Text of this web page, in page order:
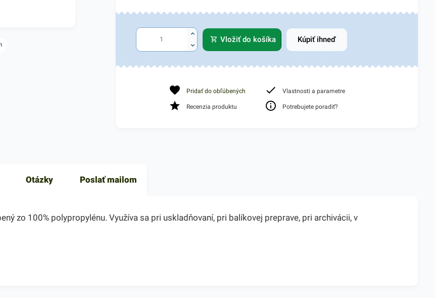
Vložiť do košíka Kúpiť ihneď
Pridať do obľúbených Vlastnosti a parametre
Recenzia produktu Potrebujete poradiť?
Otázky Poslať mailom
zo 100% polypropylénu. Využíva sa pri uskladňovaní, pri balíkovej preprave, pri archivácii, v